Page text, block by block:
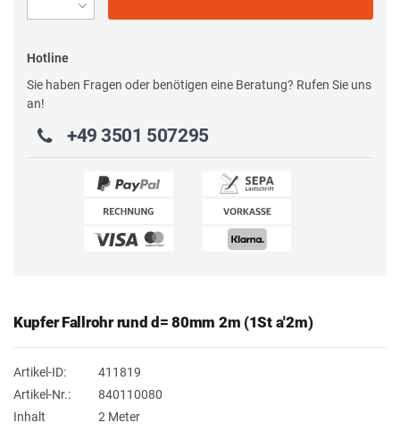
Hotline
Sie haben Fragen oder benötigen eine Beratung? Rufen Sie uns
an!
+49 3501 507295
Kupfer Fallrohr rund d= 80mm 2m (1St a'2m)
Artikel-ID:
411819
Artikel-Nr.:
840110080
Inhalt
2 Meter